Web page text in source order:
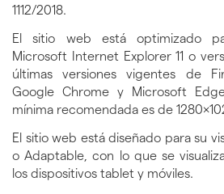
1112/2018.
El sitio web está optimizado
Microsoft Internet Explorer 11 o
últimas versiones vigentes de
Google Chrome y Microsoft
mínima recomendada es de
El sitio web está diseñado para su
o Adaptable, con lo que se
los dispositivos tablet y móviles.